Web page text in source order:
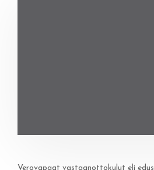
Verovapaat vastaanottokulut eli